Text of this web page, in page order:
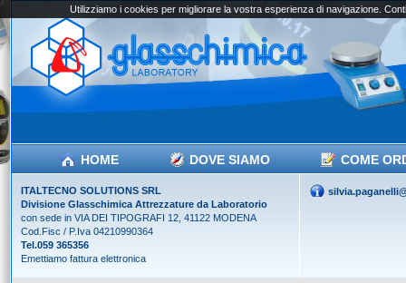
HOME DOVE SIAMO COME
ITALTECNO SOLUTIONS SRL
Divisione Glasschimica Attrezzature da Laboratorio
con sede in VIA DEI TIPOGRAFI 12, 41122 MODENA
Cod.Fisc / P.Iva 04210990364
Tel.059 365356
Emettiamo fattura elettronica
Utilizziamo i cookies per migliorare la vostra esperienza di navigazione.